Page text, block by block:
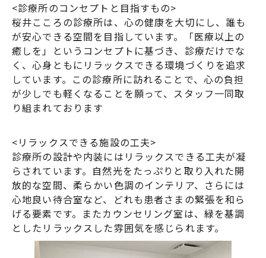
<診療所のコンセプトと目指すもの>
桜井こころの診療所は、心の健康を大切にし、誰も
が安心できる空間を目指しています。「医療以上の
癒しを」というコンセプトに基づき、診療だけでな
く、心身ともにリラックスできる環境づくりを追求
しています。この診療所に訪れることで、心の負担
が少しでも軽くなることを願って、スタッフ一同取
り組まれております
<リラックスできる施設の工夫>
診療所の設計や内装にはリラックスできる工夫が凝
らされています。自然光をたっぷりと取り入れた開
放的な空間、柔らかい色調のインテリア、さらには
心地良い待合室など、どれも患者さまの緊張を和ら
げる要素です。またカウンセリング室は、緑を基調
としたリラックスした雰囲気を感じられます。